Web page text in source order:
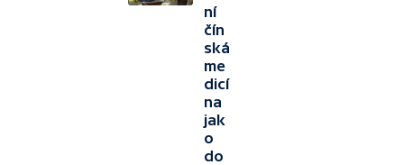
ní
čín
ská
me
dicí
na
jak
o
do